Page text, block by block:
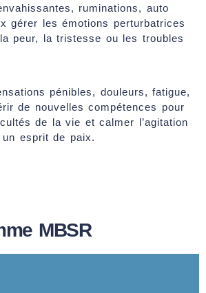
ruminations, auto
gérer les émotions perturbatrices
peur, la tristesse ou les troubles
pénibles, douleurs, fatigue,
de nouvelles compétences pour
de la vie et calmer l’agitation
esprit de paix.
MBSR